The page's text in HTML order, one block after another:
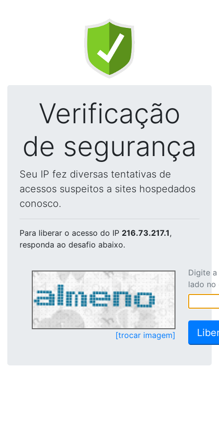
Verificação
de segurança
Seu IP fez diversas tentativas de
acessos suspeitos a sites hospedados
conosco.
Para liberar o acesso do IP 216.73.217.1,
responda ao desafio abaixo.
[trocar imagem]
Digite
lado no